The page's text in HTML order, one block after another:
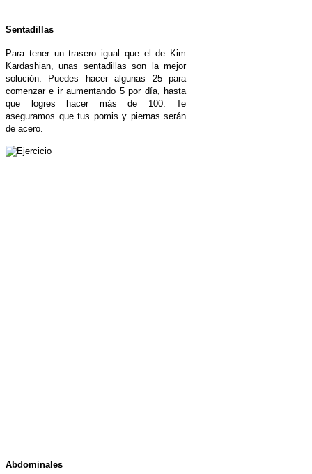
Sentadillas
Para tener un trasero igual que el de Kim
Kardashian, unas sentadillas son la mejor
solución. Puedes hacer algunas 25 para
comenzar e ir aumentando 5 por día, hasta
que logres hacer más de 100. Te
aseguramos que tus pomis y piernas serán
de acero.
Abdominales